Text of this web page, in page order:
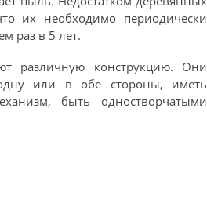
их необходимо периодически
раз в 5 лет.
различную конструкцию. Они
или в обе стороны, иметь
быть одностворчатыми